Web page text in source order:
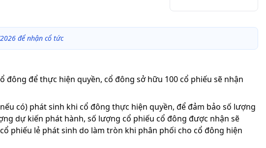
để nhận cổ tức
đông để thực hiện quyền, cổ đông sở hữu 100 cổ phiếu sẽ nhận
có) phát sinh khi cổ đông thực hiện quyền, để đảm bảo số lượng
dự kiến phát hành, số lượng cổ phiếu cổ đông được nhận sẽ
phiếu lẻ phát sinh do làm tròn khi phân phối cho cổ đông hiện